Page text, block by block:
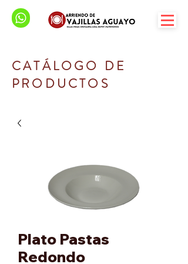
CATÁLOGO DE
PRODUCTOS
Plato Pastas
Redondo